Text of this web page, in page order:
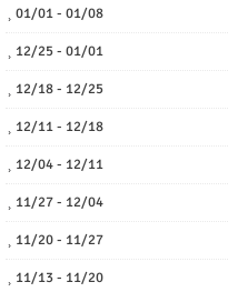
01/01 - 01/08
12/25 - 01/01
12/18 - 12/25
12/11 - 12/18
12/04 - 12/11
11/27 - 12/04
11/20 - 11/27
11/13 - 11/20